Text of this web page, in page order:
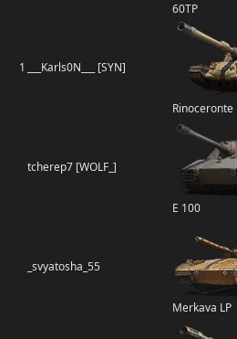
60TP
1 ___Karls0N___ [SYN]
Rinoceronte
tcherep7 [WOLF_]
E 100
_svyatosha_55
Merkava LP